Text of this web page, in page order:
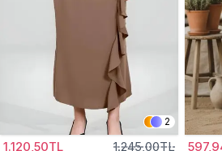
2
1.120,50TL 1.245,00TL